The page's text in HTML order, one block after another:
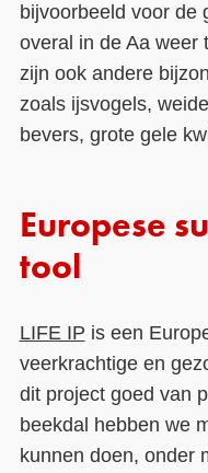
bijvoorbeeld voor de
overal in de Aa weer
zijn ook andere
zoals ijsvogels,
bevers, grote gele
Europese
tool
LIFE IP is een
veerkrachtige en
dit project goed van
beekdal hebben we
kunnen doen, onder